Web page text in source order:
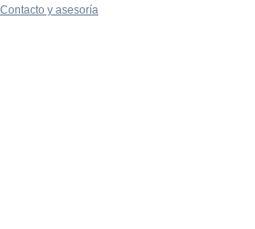
Contacto y asesoría